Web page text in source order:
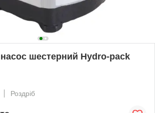
насос шестерний Hydro-pack
Роздріб